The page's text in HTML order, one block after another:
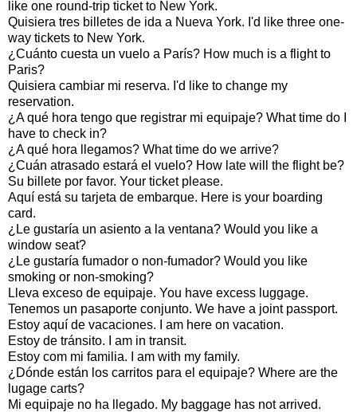
like one round-trip ticket to New York.
Quisiera tres billetes de ida a Nueva York. I'd like three one-
way tickets to New York.
¿Cuánto cuesta un vuelo a París? How much is a flight to
Paris?
Quisiera cambiar mi reserva. I'd like to change my
reservation.
¿A qué hora tengo que registrar mi equipaje? What time do I
have to check in?
¿A qué hora llegamos? What time do we arrive?
¿Cuán atrasado estará el vuelo? How late will the flight be?
Su billete por favor. Your ticket please.
Aquí está su tarjeta de embarque. Here is your boarding
card.
¿Le gustaría un asiento a la ventana? Would you like a
window seat?
¿Le gustaría fumador o non-fumador? Would you like
smoking or non-smoking?
Lleva exceso de equipaje. You have excess luggage.
Tenemos un pasaporte conjunto. We have a joint passport.
Estoy aquí de vacaciones. I am here on vacation.
Estoy de tránsito. I am in transit.
Estoy com mi familia. I am with my family.
¿Dónde están los carritos para el equipaje? Where are the
lugage carts?
Mi equipaje no ha llegado. My baggage has not arrived.